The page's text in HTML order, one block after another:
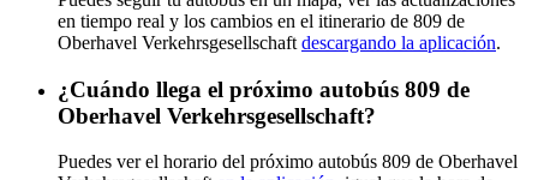
en tiempo real y los cambios en el itinerario de 809 de
Oberhavel Verkehrsgesellschaft descargando la aplicación.
¿Cuándo llega el próximo autobús 809 de
Oberhavel Verkehrsgesellschaft?
Puedes ver el horario del próximo autobús 809 de Oberhavel